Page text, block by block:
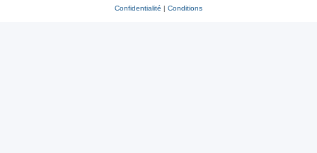
Confidentialité | Conditions